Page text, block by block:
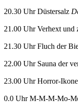
20.30 Uhr Düstersalz
21.00 Uhr Verhext und
21.30 Uhr Fluch der
22.00 Uhr Sauna der
23.00 Uhr Horror-
0.0 Uhr M-M-M-Mo-